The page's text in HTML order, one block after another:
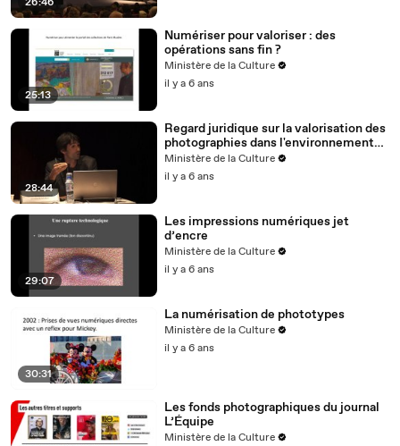
25:13
Numériser pour valoriser : des
opérations sans fin ?
Ministère de la Culture
il y a 6 ans
28:44
Regard juridique sur la valorisation des
photographies dans l'environnement
numérique
Ministère de la Culture
il y a 6 ans
29:07
Les impressions numériques jet
d’encre
Ministère de la Culture
il y a 6 ans
30:31
La numérisation de phototypes
Ministère de la Culture
il y a 6 ans
Les fonds photographiques du journal
L’Équipe
Ministère de la Culture